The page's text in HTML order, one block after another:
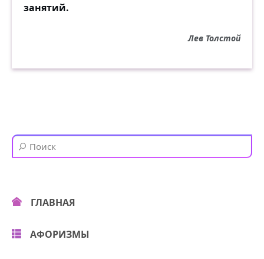
занятий.
Лев Толстой
ГЛАВНАЯ
АФОРИЗМЫ